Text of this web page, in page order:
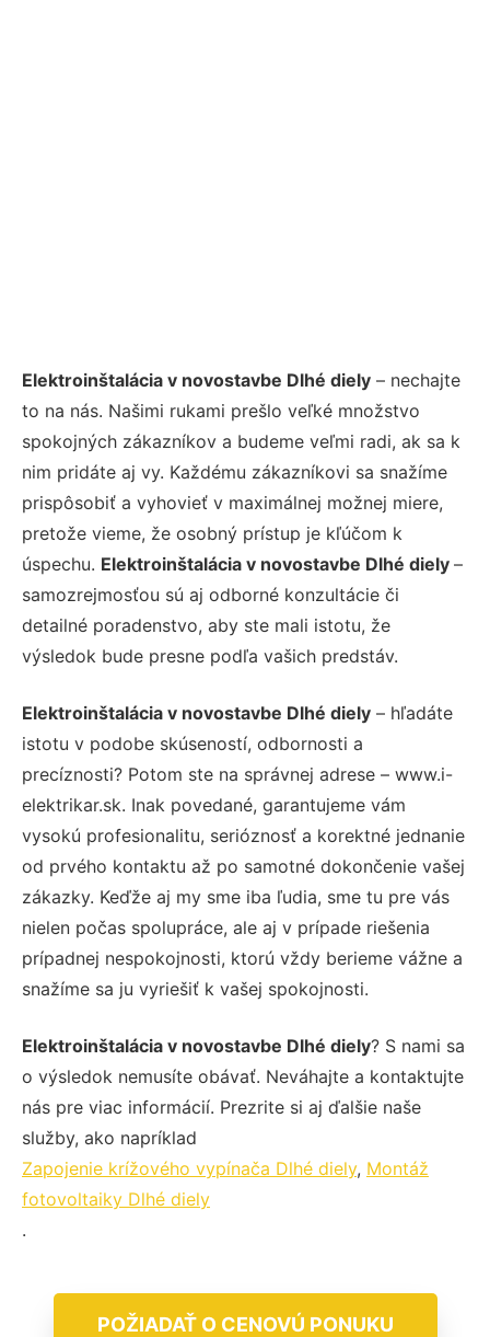
Elektroinštalácia v novostavbe Dlhé diely – nechajte
to na nás. Našimi rukami prešlo veľké množstvo
spokojných zákazníkov a budeme veľmi radi, ak sa k
nim pridáte aj vy. Každému zákazníkovi sa snažíme
prispôsobiť a vyhovieť v maximálnej možnej miere,
pretože vieme, že osobný prístup je kľúčom k
úspechu. Elektroinštalácia v novostavbe Dlhé diely –
samozrejmosťou sú aj odborné konzultácie či
detailné poradenstvo, aby ste mali istotu, že
výsledok bude presne podľa vašich predstáv.
Elektroinštalácia v novostavbe Dlhé diely – hľadáte
istotu v podobe skúseností, odbornosti a
precíznosti? Potom ste na správnej adrese – www.i-
elektrikar.sk. Inak povedané, garantujeme vám
vysokú profesionalitu, serióznosť a korektné jednanie
od prvého kontaktu až po samotné dokončenie vašej
zákazky. Keďže aj my sme iba ľudia, sme tu pre vás
nielen počas spolupráce, ale aj v prípade riešenia
prípadnej nespokojnosti, ktorú vždy berieme vážne a
snažíme sa ju vyriešiť k vašej spokojnosti.
Elektroinštalácia v novostavbe Dlhé diely? S nami sa
o výsledok nemusíte obávať. Neváhajte a kontaktujte
nás pre viac informácií. Prezrite si aj ďalšie naše
služby, ako napríklad
Zapojenie krížového vypínača Dlhé diely, Montáž
fotovoltaiky Dlhé diely
.
POŽIADAŤ O CENOVÚ PONUKU